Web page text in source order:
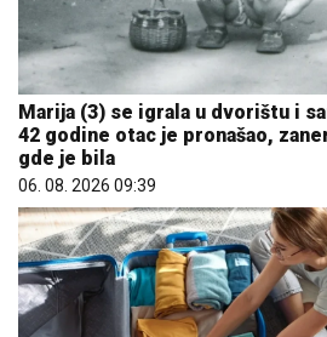
Marija (3) se igrala u dvorištu i
42 godine otac je pronašao,
gde je bila
06. 08. 2026 09:39